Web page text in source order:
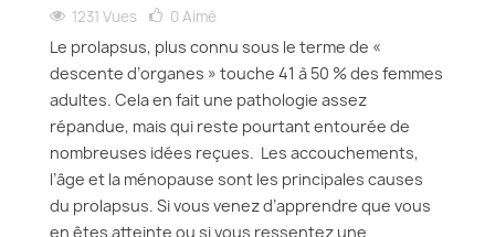
1231 Vues 0 Aimé
Le prolapsus, plus connu sous le terme de «
descente d’organes » touche 41 à 50 % des femmes
adultes. Cela en fait une pathologie assez
répandue, mais qui reste pourtant entourée de
nombreuses idées reçues. Les accouchements,
l’âge et la ménopause sont les principales causes
du prolapsus. Si vous venez d’apprendre que vous
en êtes atteinte ou si vous ressentez une